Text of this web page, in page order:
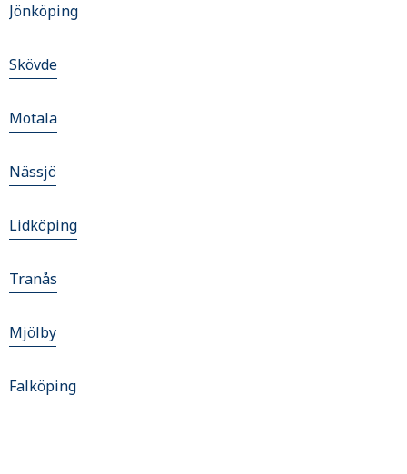
Jönköping
Skövde
Motala
Nässjö
Lidköping
Tranås
Mjölby
Falköping